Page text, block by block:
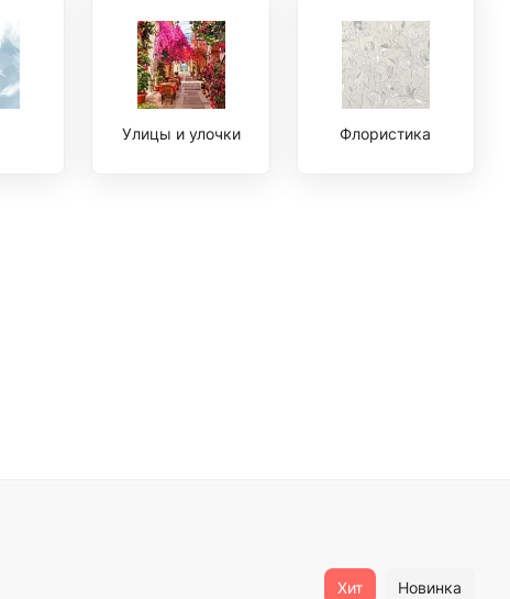
Улицы и улочки Флористика
Хит Новинка